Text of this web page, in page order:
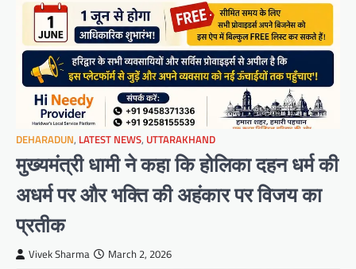
DEHARADUN, LATEST NEWS, UTTARAKHAND
मुख्यमंत्री धामी ने कहा कि होलिका दहन धर्म की
अधर्म पर और भक्ति की अहंकार पर विजय का
प्रतीक
Vivek Sharma March 2, 2026